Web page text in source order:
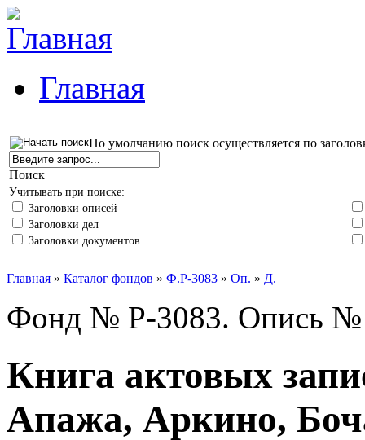
Главная
По умолчанию поиск осуществляется по
Поиск
Учитывать при поиске:
Заголовки описей
Заголовки дел
Заголовки документов
Главная » Каталог фондов » Ф.Р-3083 » Оп. » Д.
Фонд № Р-3083. Опись
Книга актовых
Апажа, Аркино,